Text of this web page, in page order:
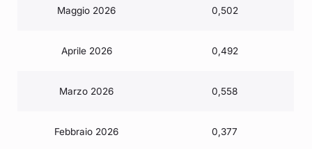
Maggio 2026 0,502
Aprile 2026 0,492
Marzo 2026 0,558
Febbraio 2026 0,377